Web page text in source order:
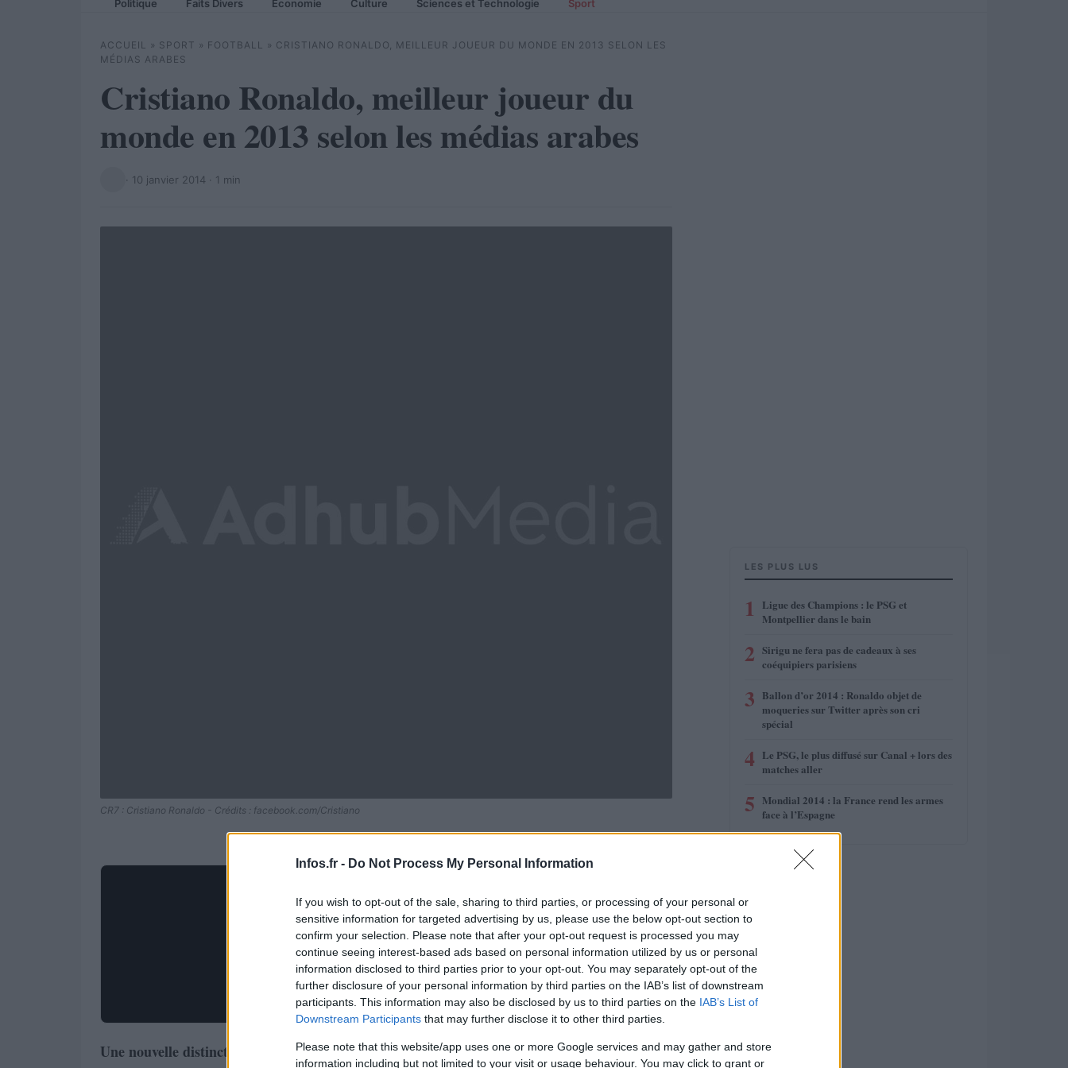
Infos.fr - Do Not Process My Personal Information
If you wish to opt-out of the sale, sharing to third parties, or processing of your personal or
sensitive information for targeted advertising by us, please use the below opt-out section to
confirm your selection. Please note that after your opt-out request is processed you may
continue seeing interest-based ads based on personal information utilized by us or personal
information disclosed to third parties prior to your opt-out. You may separately opt-out of the
further disclosure of your personal information by third parties on the IAB’s list of downstream
participants. This information may also be disclosed by us to third parties on the IAB’s List of
Downstream Participants that may further disclose it to other third parties.
Please note that this website/app uses one or more Google services and may gather and store
information including but not limited to your visit or usage behaviour. You may click to grant or
Politique Faits Divers Economie Culture Sciences et Technologie Sport
ACCUEIL » SPORT » FOOTBALL » CRISTIANO RONALDO, MEILLEUR JOUEUR DU MONDE EN 2013 SELON LES
MÉDIAS ARABES
Cristiano Ronaldo, meilleur joueur du
monde en 2013 selon les médias arabes
· 10 janvier 2014 · 1 min
CR7 : Cristiano Ronaldo - Crédits : facebook.com/Cristiano
Une nouvelle distinction pour Cristiano Ronaldo. Moins honorifique que le Ballon d’Or qui
LES PLUS LUS
1
Ligue des Champions : le PSG et
Montpellier dans le bain
2 Sirigu ne fera pas de cadeaux à ses
coéquipiers parisiens
3 Ballon d’or 2014 : Ronaldo objet de
moqueries sur Twitter après son cri
spécial
4 Le PSG, le plus diffusé sur Canal + lors des
matches aller
5 Mondial 2014 : la France rend les armes
face à l’Espagne